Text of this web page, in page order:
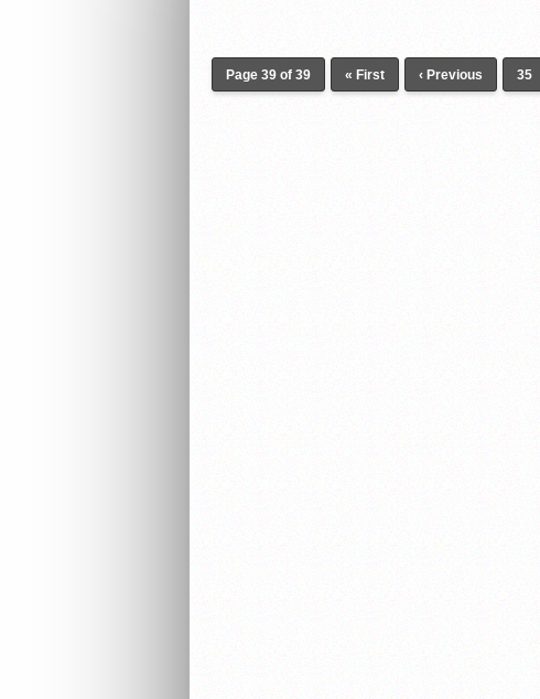
Page 39 of 39 « First ‹ Previous 35